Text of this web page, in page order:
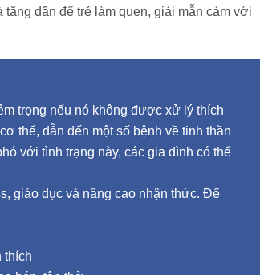
dần để trẻ làm quen, giải mẫn cảm với
trọng nếu nó không được xử lý thích
thể, dẫn đến một số bệnh về tinh thần
với tình trạng này, các gia đình có thể
giáo dục và nâng cao nhận thức. Để
thích